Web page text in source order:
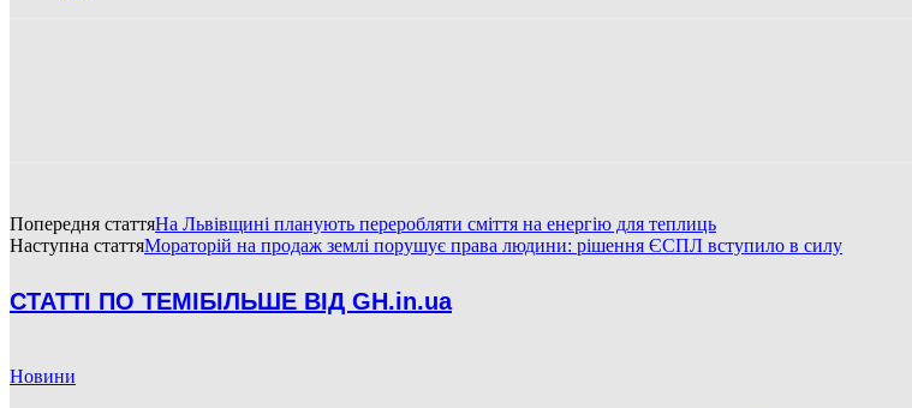
Попередня статтяНа Львівщині планують переробляти сміття на енергію для теплиць
Наступна статтяМораторій на продаж землі порушує права людини: рішення ЄСПЛ вступило в силу
СТАТТІ ПО ТЕМІБІЛЬШЕ ВІД GH.in.ua
Новини